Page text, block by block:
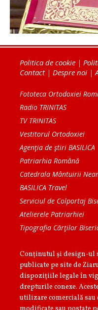
Politica de cookie |
Contact| Despre noi |
Fototeca Ortodoxiei
Radio TRINITAS
TV TRINITAS
Vestitorul Ortodoxiei
Agenţia de ştiri BASILICA
Patriarhia Română
Catedrala Mântuirii
BASILICA Travel
Serviciul de Colportaj
Atelierele Patriarhiei
Tipografia Cărţilor
Conținutul și design-
publicate pe site de
dispoziţiile legale în
drepturile conexe.
utilizare comercială